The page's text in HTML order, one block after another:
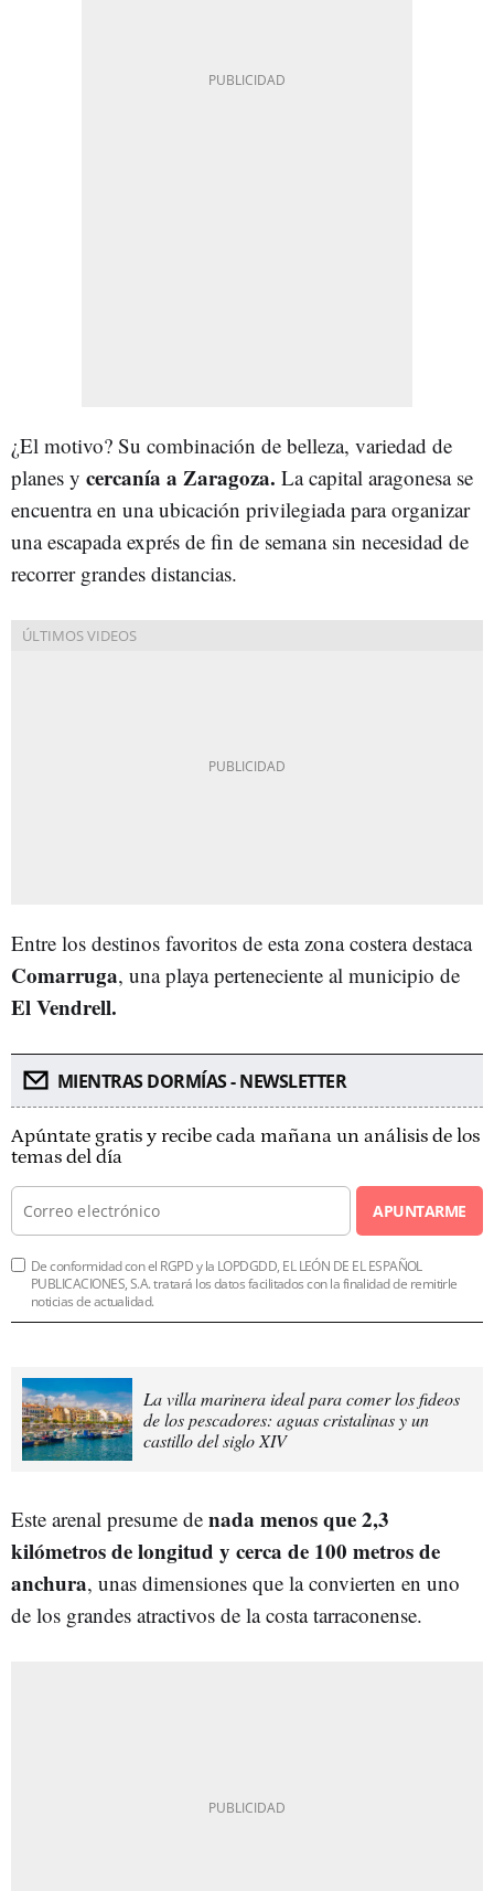
¿El motivo? Su combinación de belleza, variedad de
planes y cercanía a Zaragoza. La capital aragonesa se
encuentra en una ubicación privilegiada para organizar
una escapada exprés de fin de semana sin necesidad de
recorrer grandes distancias.
Entre los destinos favoritos de esta zona costera destaca
Comarruga, una playa perteneciente al municipio de
El Vendrell.
MIENTRAS DORMÍAS - NEWSLETTER
Apúntate gratis y recibe cada mañana un análisis de los
temas del día
APUNTARME
De conformidad con el RGPD y la LOPDGDD, EL LEÓN DE EL ESPAÑOL
PUBLICACIONES, S.A. tratará los datos facilitados con la finalidad de remitirle
noticias de actualidad.
La villa marinera ideal para comer los fideos
de los pescadores: aguas cristalinas y un
castillo del siglo XIV
Este arenal presume de nada menos que 2,3
kilómetros de longitud y cerca de 100 metros de
anchura, unas dimensiones que la convierten en uno
de los grandes atractivos de la costa tarraconense.